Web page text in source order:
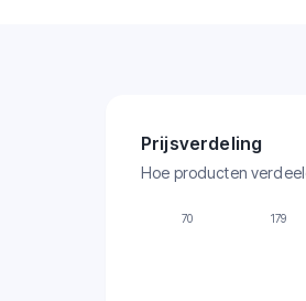
Prijsverdeling
Hoe producten
70 179